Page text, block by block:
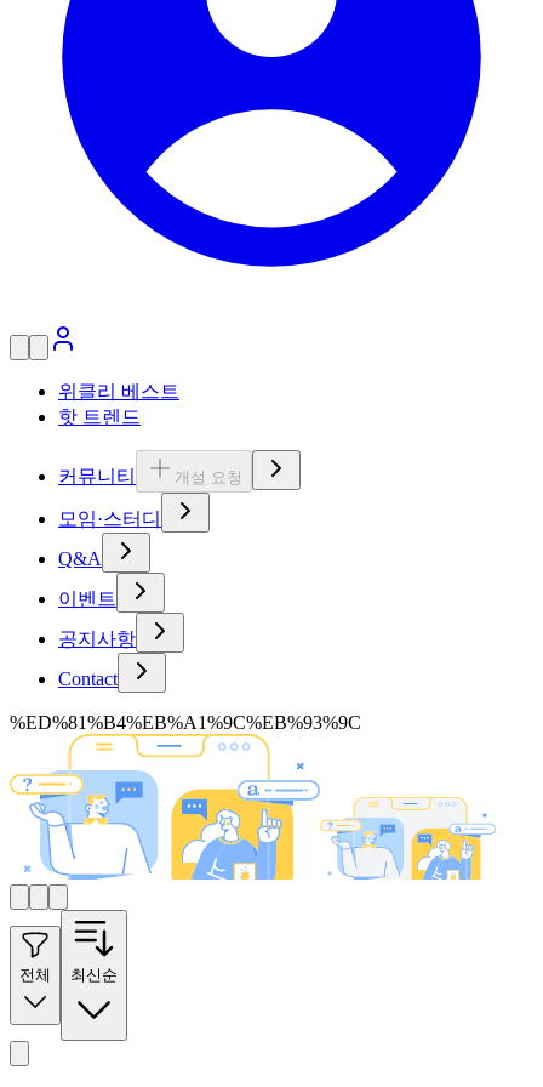
위클리 베스트
핫 트렌드
커뮤니티 개설 요청
모임·스터디
Q&A
이벤트
공지사항
Contact
%ED%81%B4%EB%A1%9C%EB%93%9C
전체 최신순